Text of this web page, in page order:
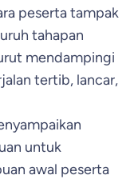
peserta tampak
tahapan
mendampingi
tertib, lancar,
untuk
awal peserta